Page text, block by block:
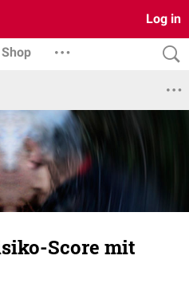
Log in
Shop
Score mit